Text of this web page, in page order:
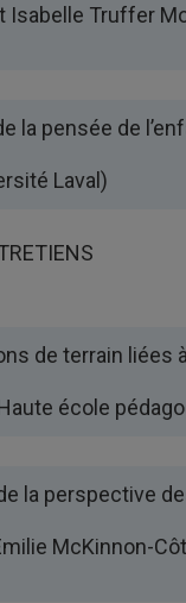
Isabelle Truffer
la pensée de
Laval)
de terrain liées
école
la perspective
McKinnon-